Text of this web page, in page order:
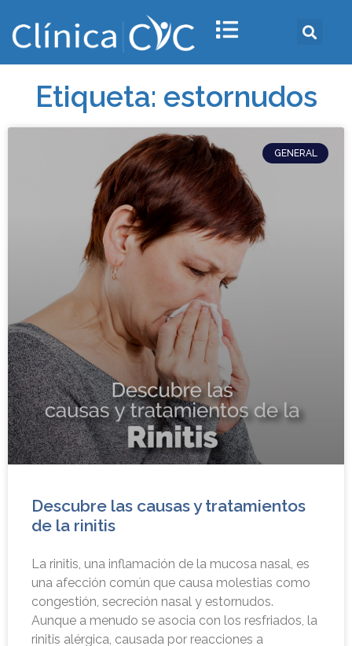
Etiqueta: estornudos
GENERAL
Descubre las causas y tratamientos
de la rinitis
La rinitis, una inflamación de la mucosa nasal, es
una afección común que causa molestias como
congestión, secreción nasal y estornudos.
Aunque a menudo se asocia con los resfriados, la
rinitis alérgica, causada por reacciones a